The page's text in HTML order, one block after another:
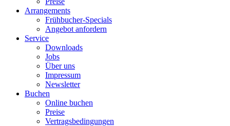
Arrangements
Frühbucher-Specials
Angebot anfordern
Service
Downloads
Jobs
Über uns
Impressum
Newsletter
Buchen
Online buchen
Preise
Vertragsbedingungen